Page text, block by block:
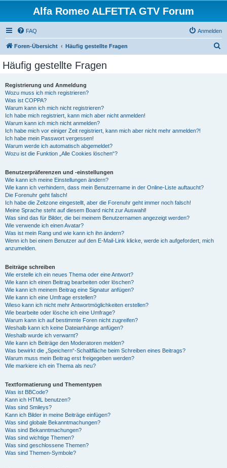
Alfa Romeo ALFETTA GTV Forum
FAQ Anmelden
Foren-Übersicht Häufig gestellte Fragen
Häufig gestellte Fragen
Registrierung und Anmeldung
Wozu muss ich mich registrieren?
Was ist COPPA?
Warum kann ich mich nicht registrieren?
Ich habe mich registriert, kann mich aber nicht anmelden!
Warum kann ich mich nicht anmelden?
Ich habe mich vor einiger Zeit registriert, kann mich aber nicht mehr anmelden?!
Ich habe mein Passwort vergessen!
Warum werde ich automatisch abgemeldet?
Wozu ist die Funktion „Alle Cookies löschen“?
Benutzerpräferenzen und -einstellungen
Wie kann ich meine Einstellungen ändern?
Wie kann ich verhindern, dass mein Benutzername in der Online-Liste auftaucht?
Die Forenuhr geht falsch!
Ich habe die Zeitzone eingestellt, aber die Forenuhr geht immer noch falsch!
Meine Sprache steht auf diesem Board nicht zur Auswahl!
Was sind das für Bilder, die bei meinem Benutzernamen angezeigt werden?
Wie verwende ich einen Avatar?
Was ist mein Rang und wie kann ich ihn ändern?
Wenn ich bei einem Benutzer auf den E-Mail-Link klicke, werde ich aufgefordert, mich
anzumelden.
Beiträge schreiben
Wie erstelle ich ein neues Thema oder eine Antwort?
Wie kann ich einen Beitrag bearbeiten oder löschen?
Wie kann ich meinem Beitrag eine Signatur anfügen?
Wie kann ich eine Umfrage erstellen?
Wieso kann ich nicht mehr Antwortmöglichkeiten erstellen?
Wie bearbeite oder lösche ich eine Umfrage?
Warum kann ich auf bestimmte Foren nicht zugreifen?
Weshalb kann ich keine Dateianhänge anfügen?
Weshalb wurde ich verwarnt?
Wie kann ich Beiträge den Moderatoren melden?
Was bewirkt die „Speichern“-Schaltfläche beim Schreiben eines Beitrags?
Warum muss mein Beitrag erst freigegeben werden?
Wie markiere ich ein Thema als neu?
Textformatierung und Thementypen
Was ist BBCode?
Kann ich HTML benutzen?
Was sind Smileys?
Kann ich Bilder in meine Beiträge einfügen?
Was sind globale Bekanntmachungen?
Was sind Bekanntmachungen?
Was sind wichtige Themen?
Was sind geschlossene Themen?
Was sind Themen-Symbole?